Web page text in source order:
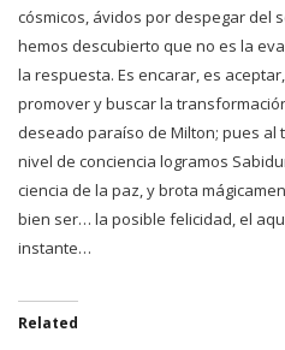
cósmicos, ávidos por despegar del
hemos descubierto que no es la
la respuesta. Es encarar, es
promover y buscar la
deseado paraíso de Milton; pues
nivel de conciencia logramos
ciencia de la paz, y brota
bien ser… la posible felicidad, el
instante…
Related